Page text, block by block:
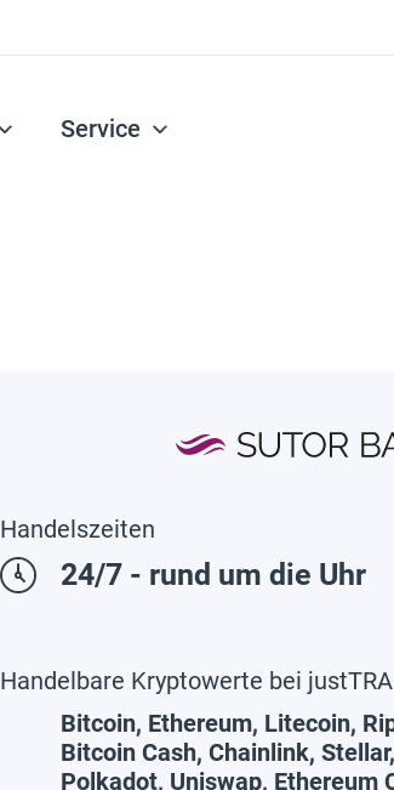
Service
Handelszeiten
24/7 - rund um die Uhr
Handelbare Kryptowerte bei
Bitcoin, Ethereum, Litecoin,
Bitcoin Cash, Chainlink, Stellar,
Polkadot, Uniswap, Ethereum